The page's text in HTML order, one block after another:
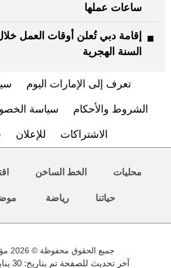
ساعات عملها
إقامة دبي تُعلن أوقات العمل
السنة الهجرية
تعرف إلى الإمارات اليوم
الشروط والأحكام سياسة
الاشتراكات للإعلان
محليات الخط الساخن
حياتنا رياضة
جميع الحقوق محفوظة © 2026 مؤسسة دبي
آخر تحديث للصفحة تم بتاريخ: 30 يناير 2025 18:35